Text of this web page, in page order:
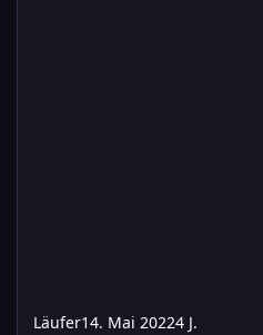
Läufer14. Mai 20224 J.